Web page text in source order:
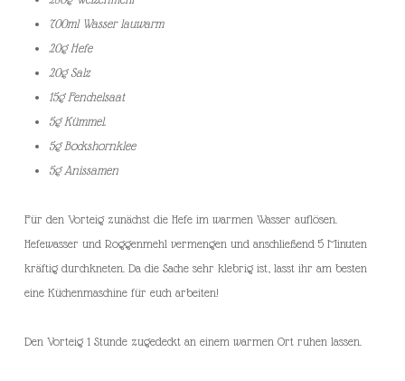
700ml Wasser lauwarm
20g Hefe
20g Salz
15g Fenchelsaat
5g Kümmel.
5g Bockshornklee
5g Anissamen
Für den Vorteig zunächst die Hefe im warmen Wasser auflösen.
Hefewasser und Roggenmehl vermengen und anschließend 5 Minuten
kräftig durchkneten. Da die Sache sehr klebrig ist, lasst ihr am besten
eine Küchenmaschine für euch arbeiten!
Den Vorteig 1 Stunde zugedeckt an einem warmen Ort ruhen lassen.